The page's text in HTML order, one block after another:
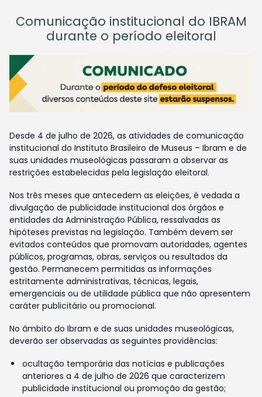
Comunicação institucional do IBRAM
durante o período eleitoral
Desde 4 de julho de 2026, as atividades de comunicação
institucional do Instituto Brasileiro de Museus – Ibram e de
suas unidades museológicas passaram a observar as
restrições estabelecidas pela legislação eleitoral.
Nos três meses que antecedem as eleições, é vedada a
divulgação de publicidade institucional dos órgãos e
entidades da Administração Pública, ressalvadas as
hipóteses previstas na legislação. Também devem ser
evitados conteúdos que promovam autoridades, agentes
públicos, programas, obras, serviços ou resultados da
gestão. Permanecem permitidas as informações
estritamente administrativas, técnicas, legais,
emergenciais ou de utilidade pública que não apresentem
caráter publicitário ou promocional.
No âmbito do Ibram e de suas unidades museológicas,
deverão ser observadas as seguintes providências:
ocultação temporária das notícias e publicações
anteriores a 4 de julho de 2026 que caracterizem
publicidade institucional ou promoção da gestão;